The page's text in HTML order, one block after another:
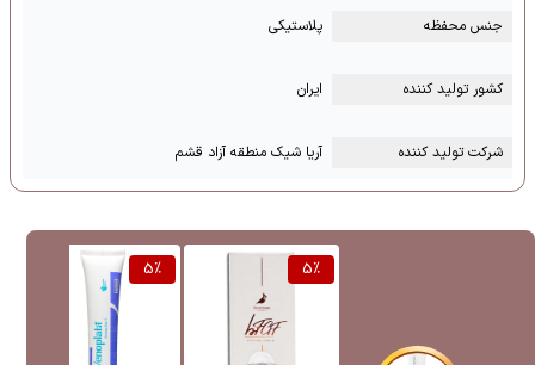
جنس محفظه پلاستیکی
کشور تولید کننده ایران
شرکت تولید کننده آریا شیک منطقه آزاد قشم
5%
5%